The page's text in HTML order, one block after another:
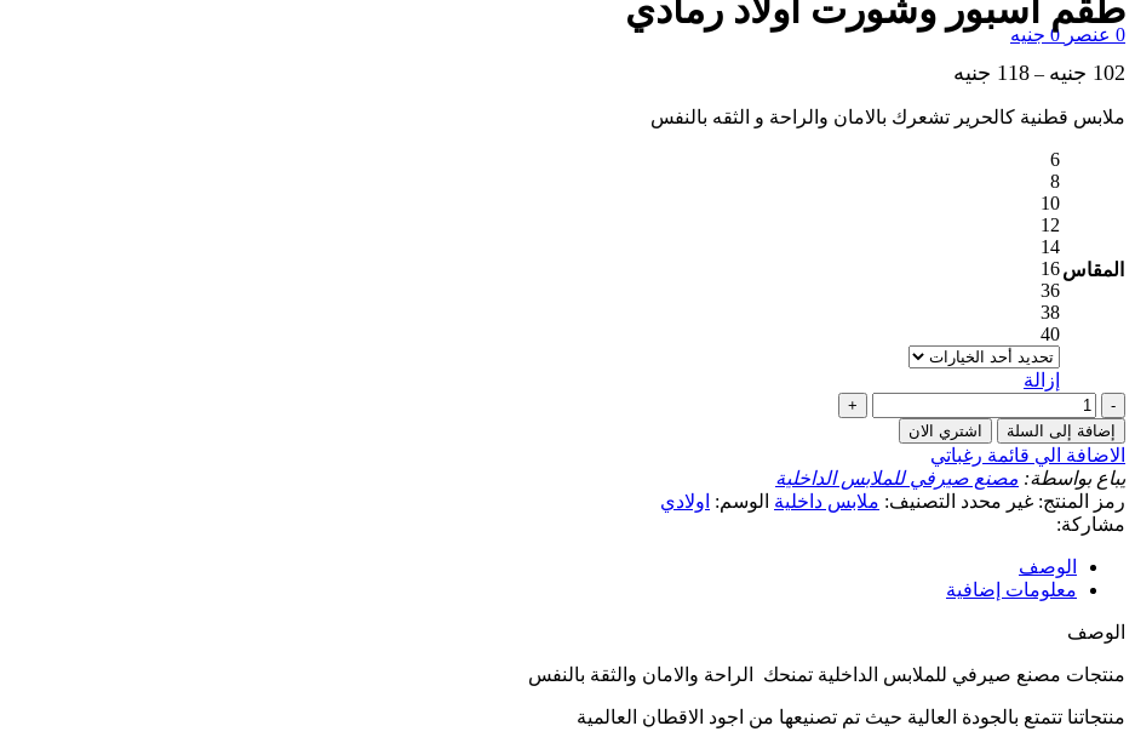
0 عنصر 0 جنيه
طقم اسبور وشورت اولاد رمادي
102 جنيه –
118 جنيه
ملابس قطنية كالحرير تشعرك بالامان والراحة و الثقه بالنفس
المقاس
6
8
10
12
14
16
36
38
40
إزالة
كمية
طقم
اسبور
وشورت
اولاد
رمادي
إضافة إلى السلة اشتري الان
الاضافة الي قائمة رغباتي
يباع بواسطة: مصنع صيرفي للملابس الداخلية
رمز المنتج: غير محدد التصنيف: ملابس داخلية الوسم: اولادي
مشاركة:
الوصف
معلومات إضافية
الوصف
منتجات مصنع صيرفي للملابس الداخلية تمنحك الراحة والامان والثقة بالنفس
منتجاتنا تتمتع بالجودة العالية حيث تم تصنيعها من اجود الاقطان العالمية